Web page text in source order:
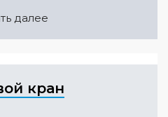
далее
кран